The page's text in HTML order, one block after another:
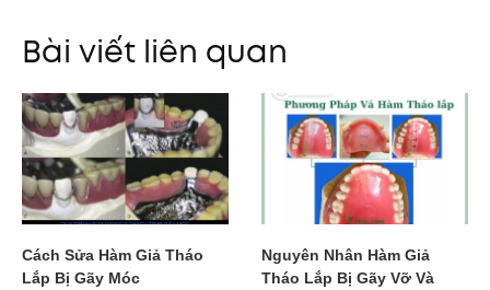
Bài viết liên quan
Cách Sửa Hàm Giả Tháo
Lắp Bị Gãy Móc
Nguyên Nhân Hàm Giả
Tháo Lắp Bị Gãy Vỡ Và